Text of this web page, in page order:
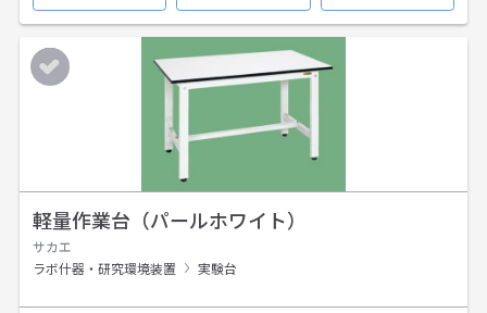
軽量作業台（パールホワイト）
サカエ
ラボ什器・研究環境装置
実験台